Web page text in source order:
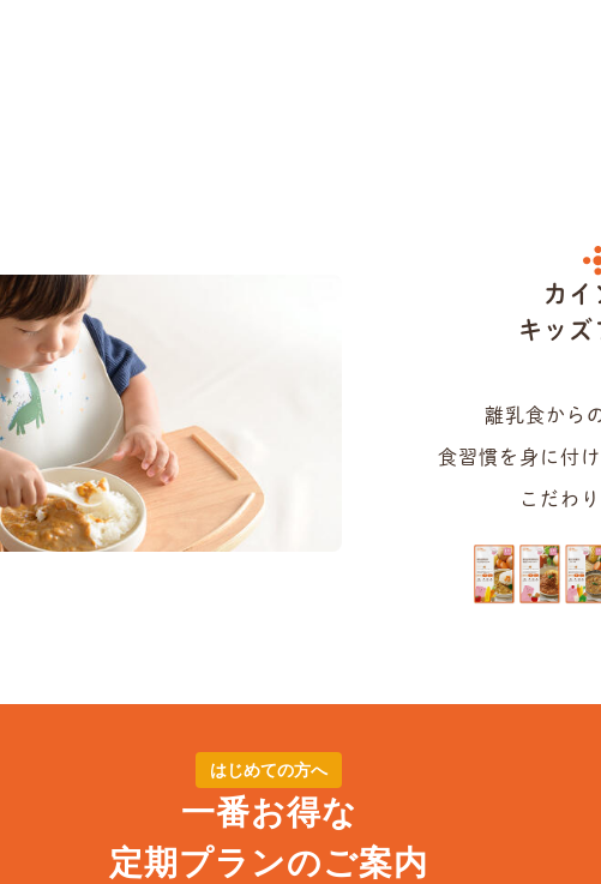
カイ
キッズ
離乳食から
食習慣を身に付
こだわ
はじめての方へ
一番お得な
定期プランのご案内